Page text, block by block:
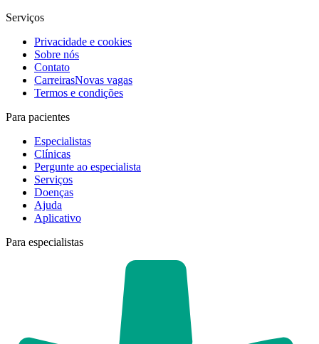
Serviços
Privacidade e cookies
Sobre nós
Contato
CarreirasNovas vagas
Termos e condições
Para pacientes
Especialistas
Clínicas
Pergunte ao especialista
Serviços
Doenças
Ajuda
Aplicativo
Para especialistas